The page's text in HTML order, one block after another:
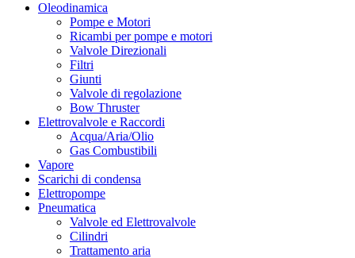
Oleodinamica
Pompe e Motori
Ricambi per pompe e motori
Valvole Direzionali
Filtri
Giunti
Valvole di regolazione
Bow Thruster
Elettrovalvole e Raccordi
Acqua/Aria/Olio
Gas Combustibili
Vapore
Scarichi di condensa
Elettropompe
Pneumatica
Valvole ed Elettrovalvole
Cilindri
Trattamento aria